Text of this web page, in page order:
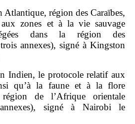
Atlantique, région des Caraïbes,
zones et à la vie sauvage
dans la région des
annexes), signé à Kingston
Indien, le protocole relatif aux
qu’à la faune et à la flore
de l’Afrique orientale
signé à Nairobi le